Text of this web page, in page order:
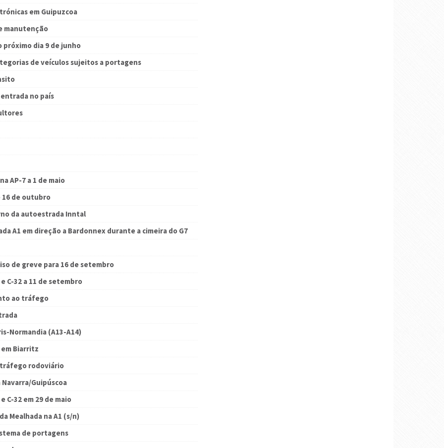
em Guipuzcoa
manutenção
próximo dia 9 de junho
de veículos sujeitos a portagens
no país
AP-7 a 1 de maio
16 de outubro
da autoestrada Inntal
A1 em direção a Bardonnex durante a cimeira do G7
de greve para 16 de setembro
C-32 a 11 de setembro
ao tráfego
Normandia (A13-A14)
Biarritz
tráfego rodoviário
Guipúscoa
C-32 em 29 de maio
Mealhada na A1 (s/n)
de portagens